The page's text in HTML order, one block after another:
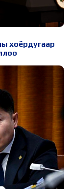
хоёрдугаар